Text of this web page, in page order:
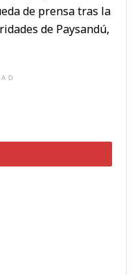
de prensa tras la
de Paysandú,